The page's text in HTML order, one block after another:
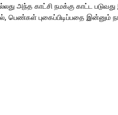
அந்த காட்சி நமக்கு காட்ட
பெண்கள் புகைப்பிடிப்பதை இன்னும்